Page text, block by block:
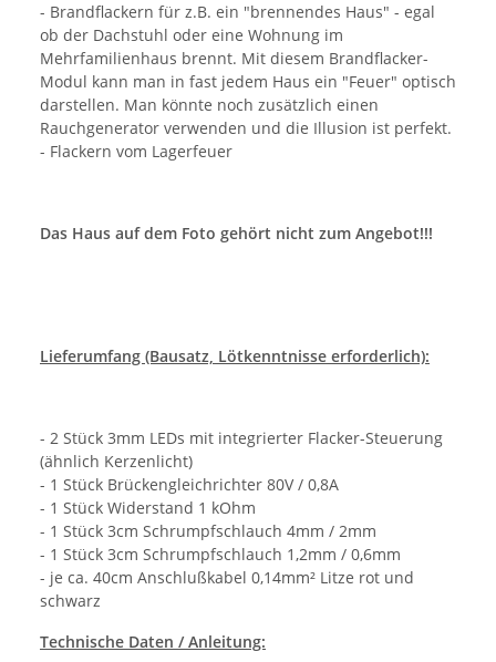
- Brandflackern für z.B. ein "brennendes Haus" - egal
ob der Dachstuhl oder eine Wohnung im
Mehrfamilienhaus brennt. Mit diesem Brandflacker-
Modul kann man in fast jedem Haus ein "Feuer" optisch
darstellen. Man könnte noch zusätzlich einen
Rauchgenerator verwenden und die Illusion ist perfekt.
- Flackern vom Lagerfeuer
Das Haus auf dem Foto gehört nicht zum Angebot!!!
Lieferumfang (Bausatz, Lötkenntnisse erforderlich):
- 2 Stück 3mm LEDs mit integrierter Flacker-Steuerung
(ähnlich Kerzenlicht)
- 1 Stück Brückengleichrichter 80V / 0,8A
- 1 Stück Widerstand 1 kOhm
- 1 Stück 3cm Schrumpfschlauch 4mm / 2mm
- 1 Stück 3cm Schrumpfschlauch 1,2mm / 0,6mm
- je ca. 40cm Anschlußkabel 0,14mm² Litze rot und
schwarz
Technische Daten / Anleitung: